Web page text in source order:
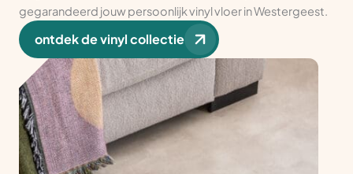
gegarandeerd jouw persoonlijk vinyl vloer in Westergeest.
ontdek de vinyl collectie